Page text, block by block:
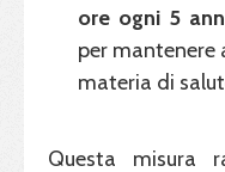
ore ogni 5
per mantenere
materia di
Questa misura